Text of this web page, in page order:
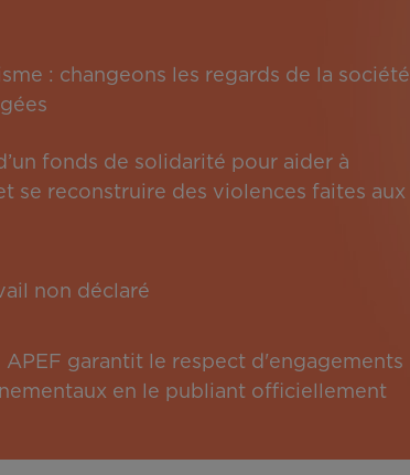
: changeons les regards de la société
fonds de solidarité pour aider à
se reconstruire des violences faites aux
non déclaré
APEF garantit le respect d'engagements
en le publiant officiellement